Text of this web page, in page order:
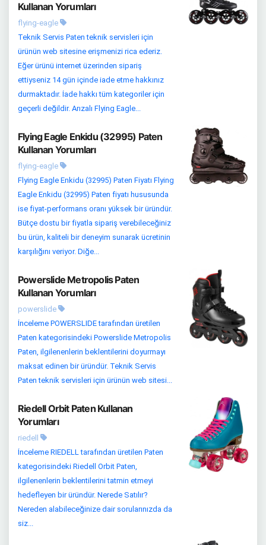
Kullanan Yorumları
flying-eagle
Teknik Servis Paten teknik servisleri için
ürünün web sitesine erişmenizi rica ederiz.
Eğer ürünü internet üzerinden sipariş
ettiyseniz 14 gün içinde iade etme hakkınız
durmaktadır. İade hakkı tüm kategoriler için
geçerli değildir. Arızalı Flying Eagle...
Flying Eagle Enkidu (32995) Paten
Kullanan Yorumları
flying-eagle
Flying Eagle Enkidu (32995) Paten Fiyatı Flying
Eagle Enkidu (32995) Paten fiyatı hususunda
ise fiyat-performans oranı yüksek bir üründür.
Bütçe dostu bir fiyatla sipariş verebileceğiniz
bu ürün, kaliteli bir deneyim sunarak ücretinin
karşılığını veriyor. Diğe...
Powerslide Metropolis Paten
Kullanan Yorumları
powerslide
İnceleme POWERSLIDE tarafından üretilen
Paten kategorisindeki Powerslide Metropolis
Paten, ilgilenenlerin beklentilerini doyurmayı
maksat edinen bir üründür. Teknik Servis
Paten teknik servisleri için ürünün web sitesi...
Riedell Orbit Paten Kullanan
Yorumları
riedell
İnceleme RIEDELL tarafından üretilen Paten
kategorisindeki Riedell Orbit Paten,
ilgilenenlerin beklentilerini tatmin etmeyi
hedefleyen bir üründür. Nerede Satılır?
Nereden alabileceğinize dair sorularınızda da
siz...